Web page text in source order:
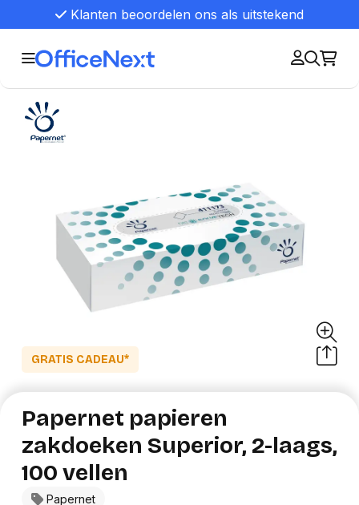
Klanten beoordelen ons als uitstekend
GRATIS CADEAU*
Papernet
Papernet papieren
zakdoeken Superior, 2-laags,
100 vellen